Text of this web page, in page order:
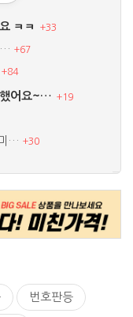
했어요~… +19
… +30
^^…+19
ㅋㅋ +33
… +67
+84
번호판등